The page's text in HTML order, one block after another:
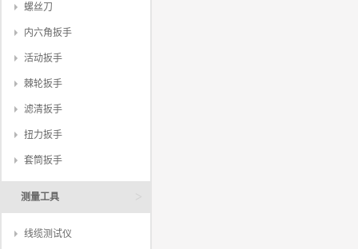
螺丝刀
内六角扳手
活动扳手
棘轮扳手
滤清扳手
扭力扳手
套筒扳手
测量工具
线缆测试仪